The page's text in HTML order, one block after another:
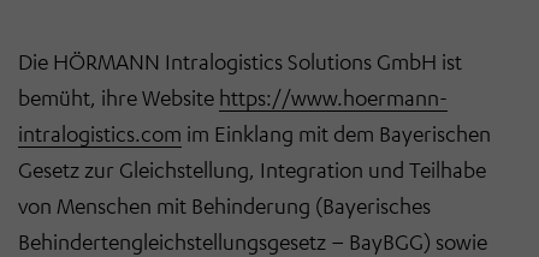
Die HÖRMANN Intralogistics Solutions GmbH ist
bemüht, ihre Website https://www.hoermann-
intralogistics.com im Einklang mit dem Bayerischen
Gesetz zur Gleichstellung, Integration und Teilhabe
von Menschen mit Behinderung (Bayerisches
Behindertengleichstellungsgesetz – BayBGG) sowie